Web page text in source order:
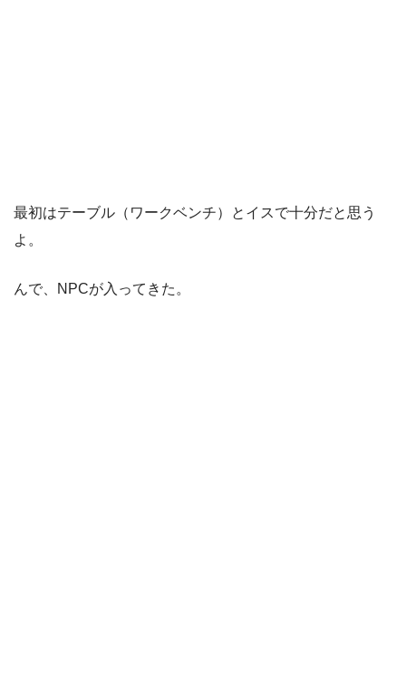
最初はテーブル（ワークベンチ）とイスで十分だと思う
よ。
んで、NPCが入ってきた。